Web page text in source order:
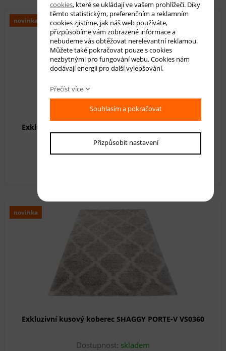
novinka
Exkluzivní kusový koberec SHAGGY PORTE-V VS0350
Dostupnost:skladem
novinka
Exkluzivní kusový koberec SHAGGY PORTE-V VS0360
Dostupnost: skladem
cookies, které se ukládají ve vašem prohlížeči. Díky
těmto statistickým, preferenčním a reklamním
cookies zjistíme, jak náš web používáte,
přizpůsobíme vám zobrazené informace a
nebudeme vás obtěžovat nerelevantní reklamou.
Můžete také pokračovat pouze s cookies
nezbytnými pro fungování webu. Cookies nám
dodávají energii pro další vylepšování.
Přečíst více
Souhlasím a pokračovat
Přizpůsobit nastavení